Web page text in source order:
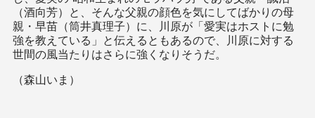
（酒向芳）と、そんな父親の顔色を気にしてばかりの母
親・早苗（筒井真理子）に、川原が「愛実はホストに勉
強を教えている」と伝えるともあるので、川原に対する
世間の風当たりはさらに強くなりそうだ。
（森山いま）